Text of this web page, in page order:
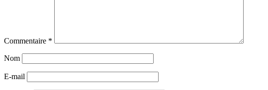
Commentaire *
Nom
E-mail